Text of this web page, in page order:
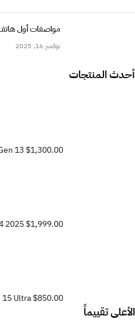
مواصفات أول
نوفمبر 16, 2025
أحدث المنتجات
13 $1,300.00
2025$1,999.00
15 Ultra$850.00
الأعلى تقييماً